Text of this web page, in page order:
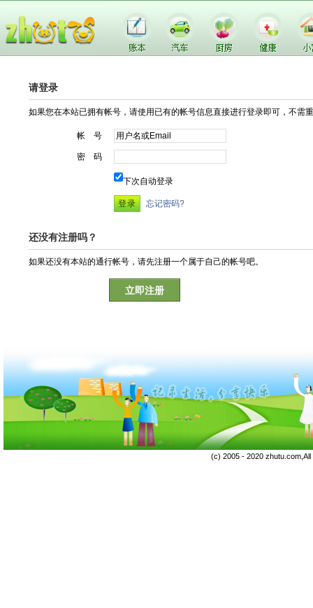
请登录
如果您在本站已拥有帐号，请使用已有的帐号信息直接进行登录即可，不需
帐 号
密 码
下次自动登录
忘记密码?
还没有注册吗？
如果还没有本站的通行帐号，请先注册一个属于自己的帐号吧。
立即注册
(c) 2005 - 2020